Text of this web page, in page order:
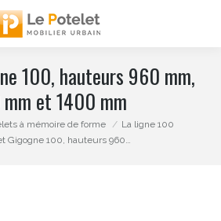
100, hauteurs 960 mm,
et 1400 mm
à mémoire de forme
La ligne 100
Gigogne 100, hauteurs 960…